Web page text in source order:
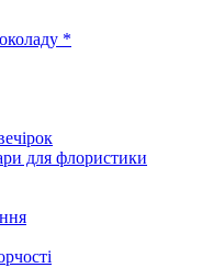
*
для флористики